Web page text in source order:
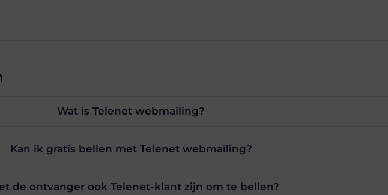
Wat is Telenet webmailing?
Kan ik gratis bellen met Telenet webmailing?
de ontvanger ook Telenet-klant zijn om te bellen?